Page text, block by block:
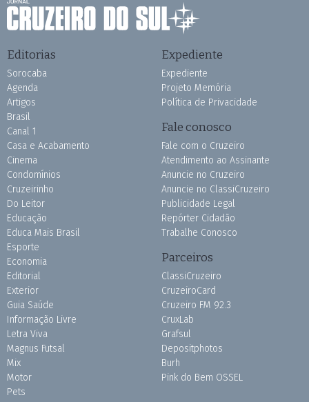
Editorias
Sorocaba
Agenda
Artigos
Brasil
Canal 1
Casa e Acabamento
Cinema
Condomínios
Cruzeirinho
Do Leitor
Educação
Educa Mais Brasil
Esporte
Economia
Editorial
Exterior
Guia Saúde
Informação Livre
Letra Viva
Magnus Futsal
Mix
Motor
Pets
Expediente
Expediente
Projeto Memória
Política de Privacidade
Fale conosco
Fale com o Cruzeiro
Atendimento ao Assinante
Anuncie no Cruzeiro
Anuncie no ClassiCruzeiro
Publicidade Legal
Repórter Cidadão
Trabalhe Conosco
Parceiros
ClassiCruzeiro
CruzeiroCard
Cruzeiro FM 92.3
CruxLab
Grafsul
Depositphotos
Burh
Pink do Bem OSSEL